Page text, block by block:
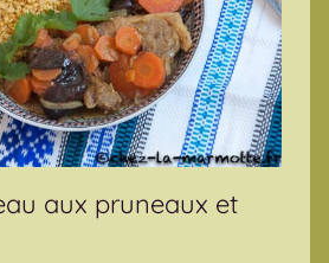
aux pruneaux et